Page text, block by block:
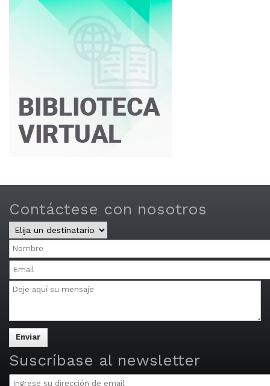
Contáctese con nosotros
Central
y
Distritos
Nombre
Email
Multiple
may
be
separated
by
commas.
Mensaje
Suscríbase al newsletter
Email